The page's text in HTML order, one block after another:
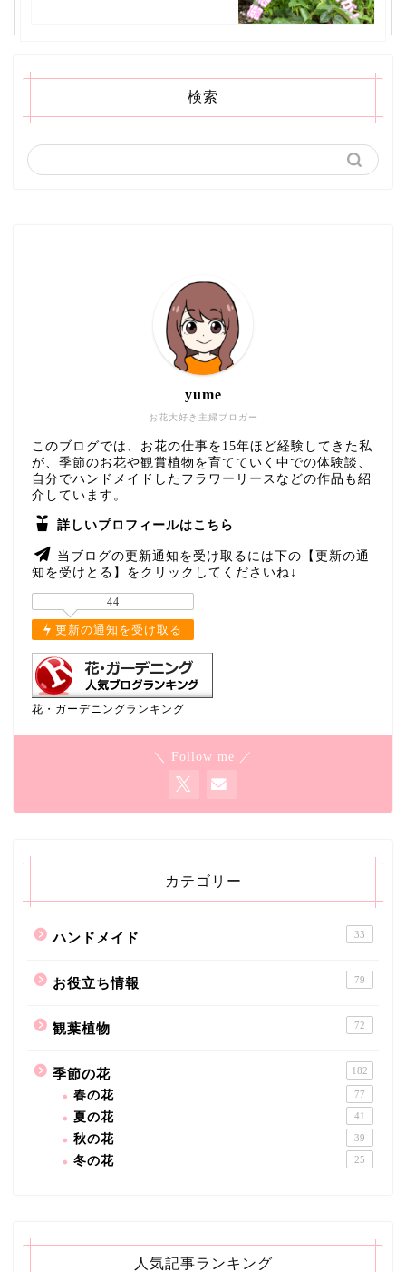
検索
お花大好き主婦ブロガー
yume
このブログでは、お花の仕事を15年ほど経験してきた私
が、季節のお花や観賞植物を育てていく中での体験談、
自分でハンドメイドしたフラワーリースなどの作品も紹
介しています。
詳しいプロフィールはこちら
当ブログの更新通知を受け取るには下の【更新の通
知を受けとる】をクリックしてくださいね↓
44
更新の通知を受け取る
花・ガーデニングランキング
＼ Follow me ／
カテゴリー
ハンドメイド 33
お役立ち情報 79
観葉植物 72
季節の花 182
春の花 77
夏の花 41
秋の花 39
冬の花 25
人気記事ランキング